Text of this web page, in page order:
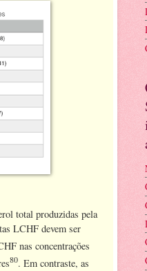
total produzidas pela
LCHF devem ser
nas concentrações
80. Em contraste, as